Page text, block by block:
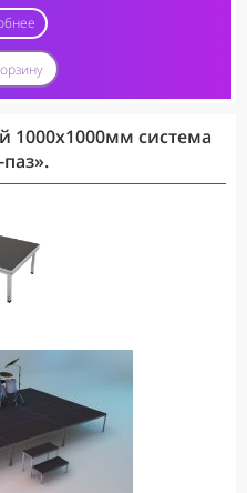
1000х1000мм система